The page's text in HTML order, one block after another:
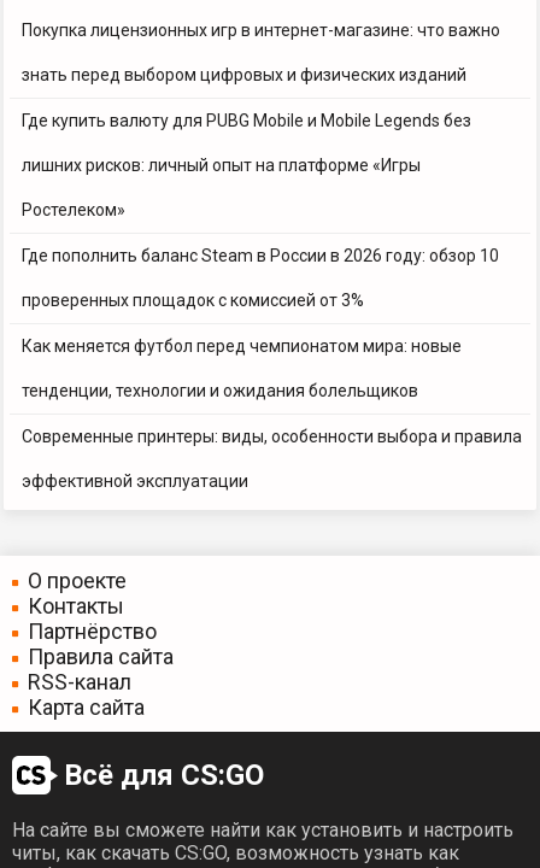
Покупка лицензионных игр в интернет-магазине: что важно
знать перед выбором цифровых и физических изданий
Где купить валюту для PUBG Mobile и Mobile Legends без
лишних рисков: личный опыт на платформе «Игры
Ростелеком»
Где пополнить баланс Steam в России в 2026 году: обзор 10
проверенных площадок с комиссией от 3%
Как меняется футбол перед чемпионатом мира: новые
тенденции, технологии и ожидания болельщиков
Современные принтеры: виды, особенности выбора и правила
эффективной эксплуатации
О проекте
Контакты
Партнёрство
Правила сайта
RSS-канал
Карта сайта
Всё для CS:GO
На сайте вы сможете найти как установить и настроить
читы, как скачать CS:GO, возможность узнать как